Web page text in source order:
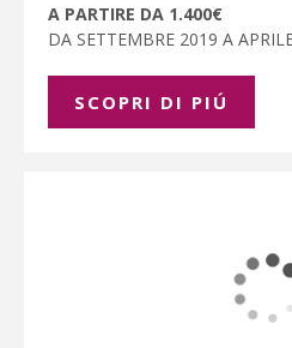
A PARTIRE DA 1.400€
DA SETTEMBRE 2019 A
SCOPRI DI PIÚ